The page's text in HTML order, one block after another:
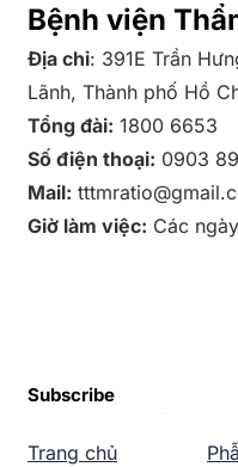
Bệnh viện
Địa chỉ: 391E Trần
Lãnh, Thành phố Hồ
Tổng đài: 1800 6653
Số điện thoại: 0903
Mail:
Giờ làm việc: Các
Subscribe
Trang chủ